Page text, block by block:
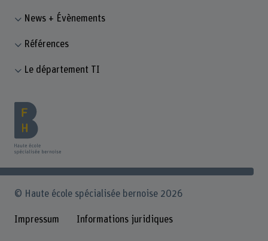
News + Évènements
Références
Le département TI
© Haute école spécialisée bernoise 2026
Impressum Informations juridiques